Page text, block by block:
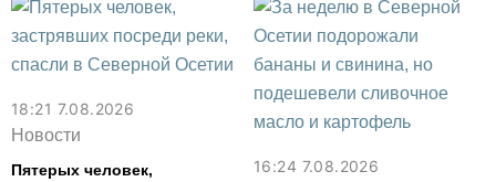
18:21 7.08.2026
Новости
Пятерых человек,
16:24 7.08.2026